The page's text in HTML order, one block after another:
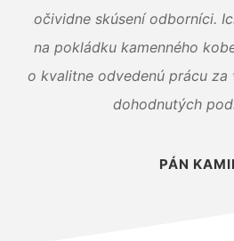
očividne skúsení odborníci.
na pokládku kamenného
o kvalitne odvedenú prácu
dohodnutých
PÁN